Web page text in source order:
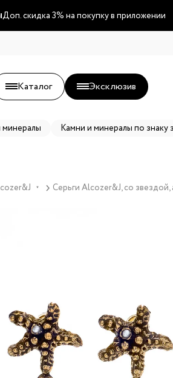
Доп. скидка 3% на покупку в приложении
Каталог Эксклюзив
минералы Камни и минералы по знаку
▼ Серьги Alcozer&J, со